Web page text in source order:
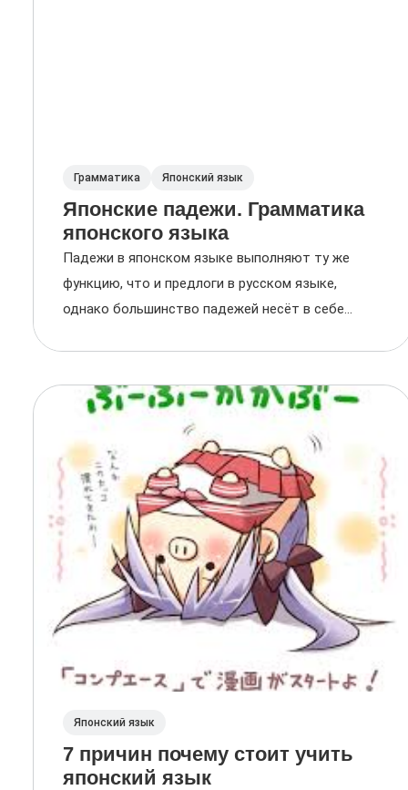
Грамматика Японский язык
Японские падежи. Грамматика
японского языка
Падежи в японском языке выполняют ту же
функцию, что и предлоги в русском языке,
однако большинство падежей несёт в себе...
Японский язык
7 причин почему стоит учить
японский язык